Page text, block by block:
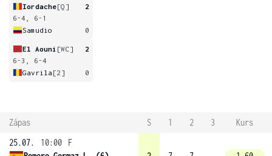
Iordache[Q]
2
6-4, 6-1
Samudio
0
El Aouni [WC]
2
6-3, 6-4
Gavrila [2] 0
Zápas S 1 2 3
Kurs
25.07.
10:00
F